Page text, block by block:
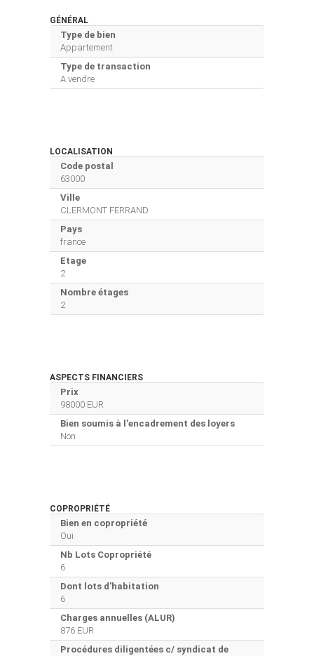
GÉNÉRAL
Type de bien
Appartement
Type de transaction
A vendre
LOCALISATION
Code postal
63000
Ville
CLERMONT FERRAND
Pays
france
Etage
2
Nombre étages
2
ASPECTS FINANCIERS
Prix
98000 EUR
Bien soumis à l'encadrement des loyers
Non
COPROPRIÉTÉ
Bien en copropriété
Oui
Nb Lots Copropriété
6
Dont lots d'habitation
6
Charges annuelles (ALUR)
876 EUR
Procédures diligentées c/ syndicat de